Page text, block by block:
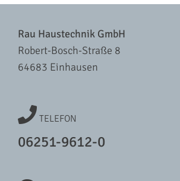
Rau Haustechnik GmbH
Robert-Bosch-Straße 8
64683 Einhausen
TELEFON
06251-9612-0